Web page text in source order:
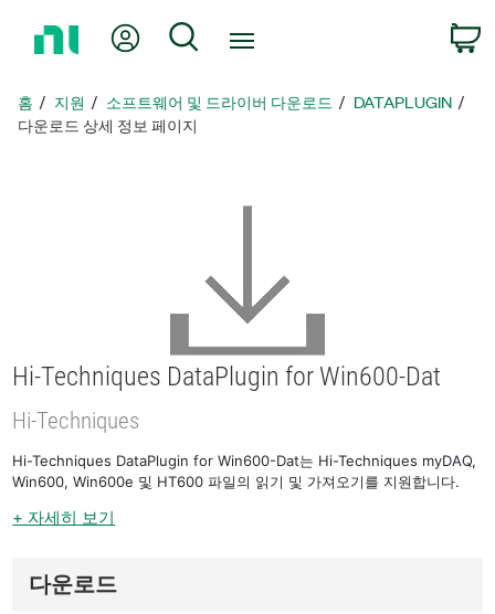
지
로
내 계정 검색
홈 지원 소프트웨어 및 드라이버 다운로드
DATAPLUGIN
다운로드 상세 정보 페이지
Hi-Techniques DataPlugin for Win600-Dat
Hi-Techniques
Hi-Techniques DataPlugin for Win600-Dat는 Hi-Techniques myDAQ,
Win600, Win600e 및 HT600 파일의 읽기 및 가져오기를 지원합니다.
+ 자세히 보기
다운로드